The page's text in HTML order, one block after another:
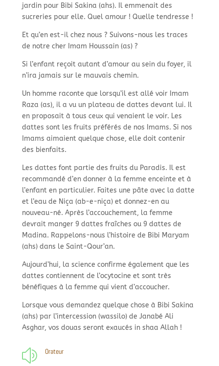
jardin pour Bibi Sakina (ahs). Il emmenait des
sucreries pour elle. Quel amour ! Quelle tendresse !
Et qu’en est-il chez nous ? Suivons-nous les traces
de notre cher Imam Houssain (as) ?
Si l’enfant reçoit autant d’amour au sein du foyer, il
n’ira jamais sur le mauvais chemin.
Un homme raconte que lorsqu’il est allé voir Imam
Raza (as), il a vu un plateau de dattes devant lui. Il
en proposait à tous ceux qui venaient le voir. Les
dattes sont les fruits préférés de nos Imams. Si nos
Imams aimaient quelque chose, elle doit contenir
des bienfaits.
Les dattes font partie des fruits du Paradis. Il est
recommandé d’en donner à la femme enceinte et à
l’enfant en particulier. Faites une pâte avec la datte
et l’eau de Niça (ab-e-niça) et donnez-en au
nouveau-né. Après l’accouchement, la femme
devrait manger 9 dattes fraîches ou 9 dattes de
Madina. Rappelons-nous l’histoire de Bibi Maryam
(ahs) dans le Saint-Qour’an.
Aujourd’hui, la science confirme également que les
dattes contiennent de l’ocytocine et sont très
bénéfiques à la femme qui vient d’accoucher.
Lorsque vous demandez quelque chose à Bibi Sakina
(ahs) par l’intercession (wassilo) de Janabé Ali
Asghar, vos douas seront exaucés in shaa Allah !
z Orateur